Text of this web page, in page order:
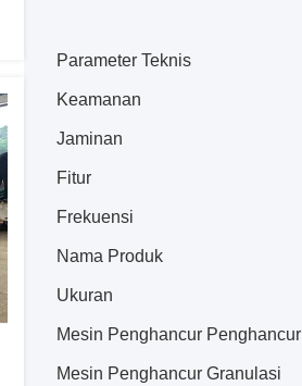
Parameter Teknis
Keamanan
Jaminan
Fitur
Frekuensi
Nama Produk
Ukuran
Mesin Penghancur Penghancur
Mesin Penghancur Granulasi